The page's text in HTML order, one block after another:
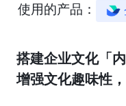
使用的产品：
搭建企业文化「
增强文化趣味性